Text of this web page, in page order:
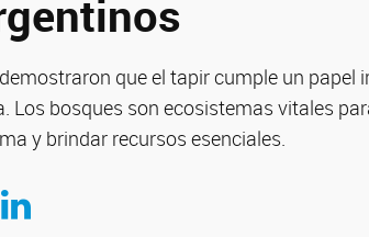
que el tapir cumple un papel
Los bosques son ecosistemas vitales
y brindar recursos esenciales.
Twitter
Compartir en LinkedIn